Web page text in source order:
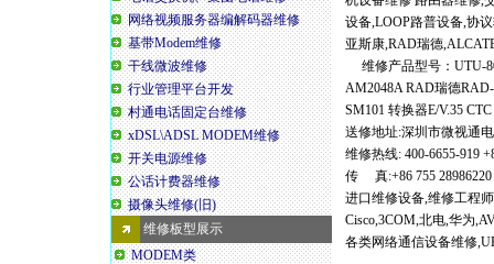
网络视频服务器编解码器维修
基带Modem维修
干线微波维修
行业管理平台开发
村通电话固定台维修
xDSL\ADSL MODEM维修
开关电源维修
公话计费器维修
摄像头维修(旧)
维修板型展示
MODEM类
设备,LOOP路普设备,协
亚斯康,RAD瑞德
维修产品型号：UTU-
AM2048A RAD瑞德RAD-
SM101 转换器E/V.35
送修地址:深圳市微视通
维修热线: 400-6655-919
传 真:+86 755 28986220
进口维修设备,维修工程
Cisco,3COM,北电,华为
各类网络通信设备维修